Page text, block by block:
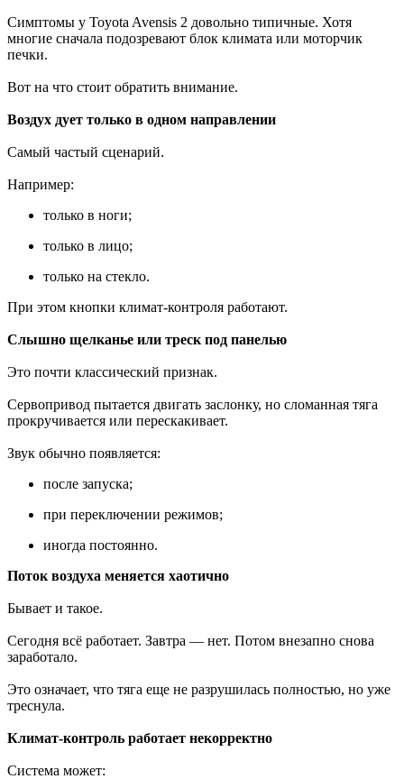
Симптомы у Toyota Avensis 2 довольно типичные. Хотя
многие сначала подозревают блок климата или моторчик
печки.
Вот на что стоит обратить внимание.
Воздух дует только в одном направлении
Самый частый сценарий.
Например:
только в ноги;
только в лицо;
только на стекло.
При этом кнопки климат-контроля работают.
Слышно щелканье или треск под панелью
Это почти классический признак.
Сервопривод пытается двигать заслонку, но сломанная тяга
прокручивается или перескакивает.
Звук обычно появляется:
после запуска;
при переключении режимов;
иногда постоянно.
Поток воздуха меняется хаотично
Бывает и такое.
Сегодня всё работает. Завтра — нет. Потом внезапно снова
заработало.
Это означает, что тяга еще не разрушилась полностью, но уже
треснула.
Климат-контроль работает некорректно
Система может: